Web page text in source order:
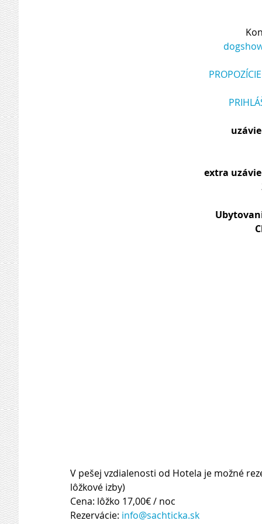
extra
V pešej vzdialenosti od Hotela je možné
lôžkové izby)
Cena: lôžko 17,00€ / noc
Rezervácie: info@sachticka.sk